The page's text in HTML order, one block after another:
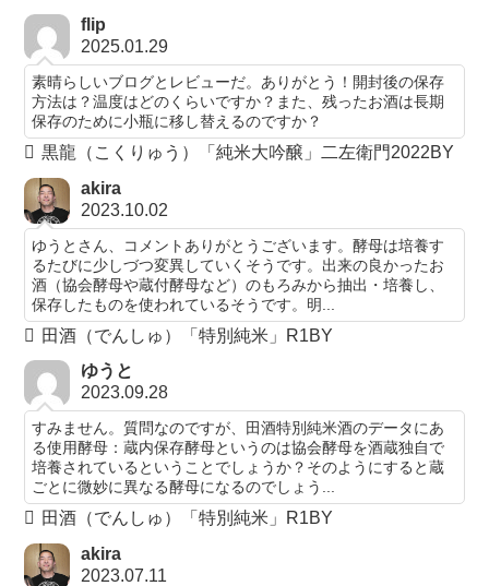
flip
2025.01.29
素晴らしいブログとレビューだ。ありがとう！開封後の保存
方法は？温度はどのくらいですか？また、残ったお酒は長期
保存のために小瓶に移し替えるのですか？
黒龍（こくりゅう）「純米大吟醸」二左衛門2022BY
akira
2023.10.02
ゆうとさん、コメントありがとうございます。酵母は培養す
るたびに少しづつ変異していくそうです。出来の良かったお
酒（協会酵母や蔵付酵母など）のもろみから抽出・培養し、
保存したものを使われているそうです。明...
田酒（でんしゅ）「特別純米」R1BY
ゆうと
2023.09.28
すみません。質問なのですが、田酒特別純米酒のデータにあ
る使用酵母：蔵内保存酵母というのは協会酵母を酒蔵独自で
培養されているということでしょうか？そのようにすると蔵
ごとに微妙に異なる酵母になるのでしょう...
田酒（でんしゅ）「特別純米」R1BY
akira
2023.07.11